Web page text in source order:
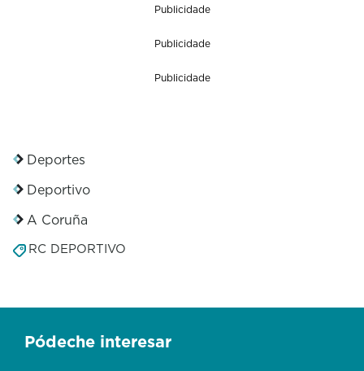
Publicidade
Publicidade
Publicidade
Deportes
Deportivo
A Coruña
RC DEPORTIVO
Pódeche interesar